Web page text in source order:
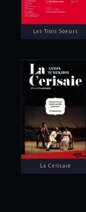
Les Trois Soeurs
La Cerisaie